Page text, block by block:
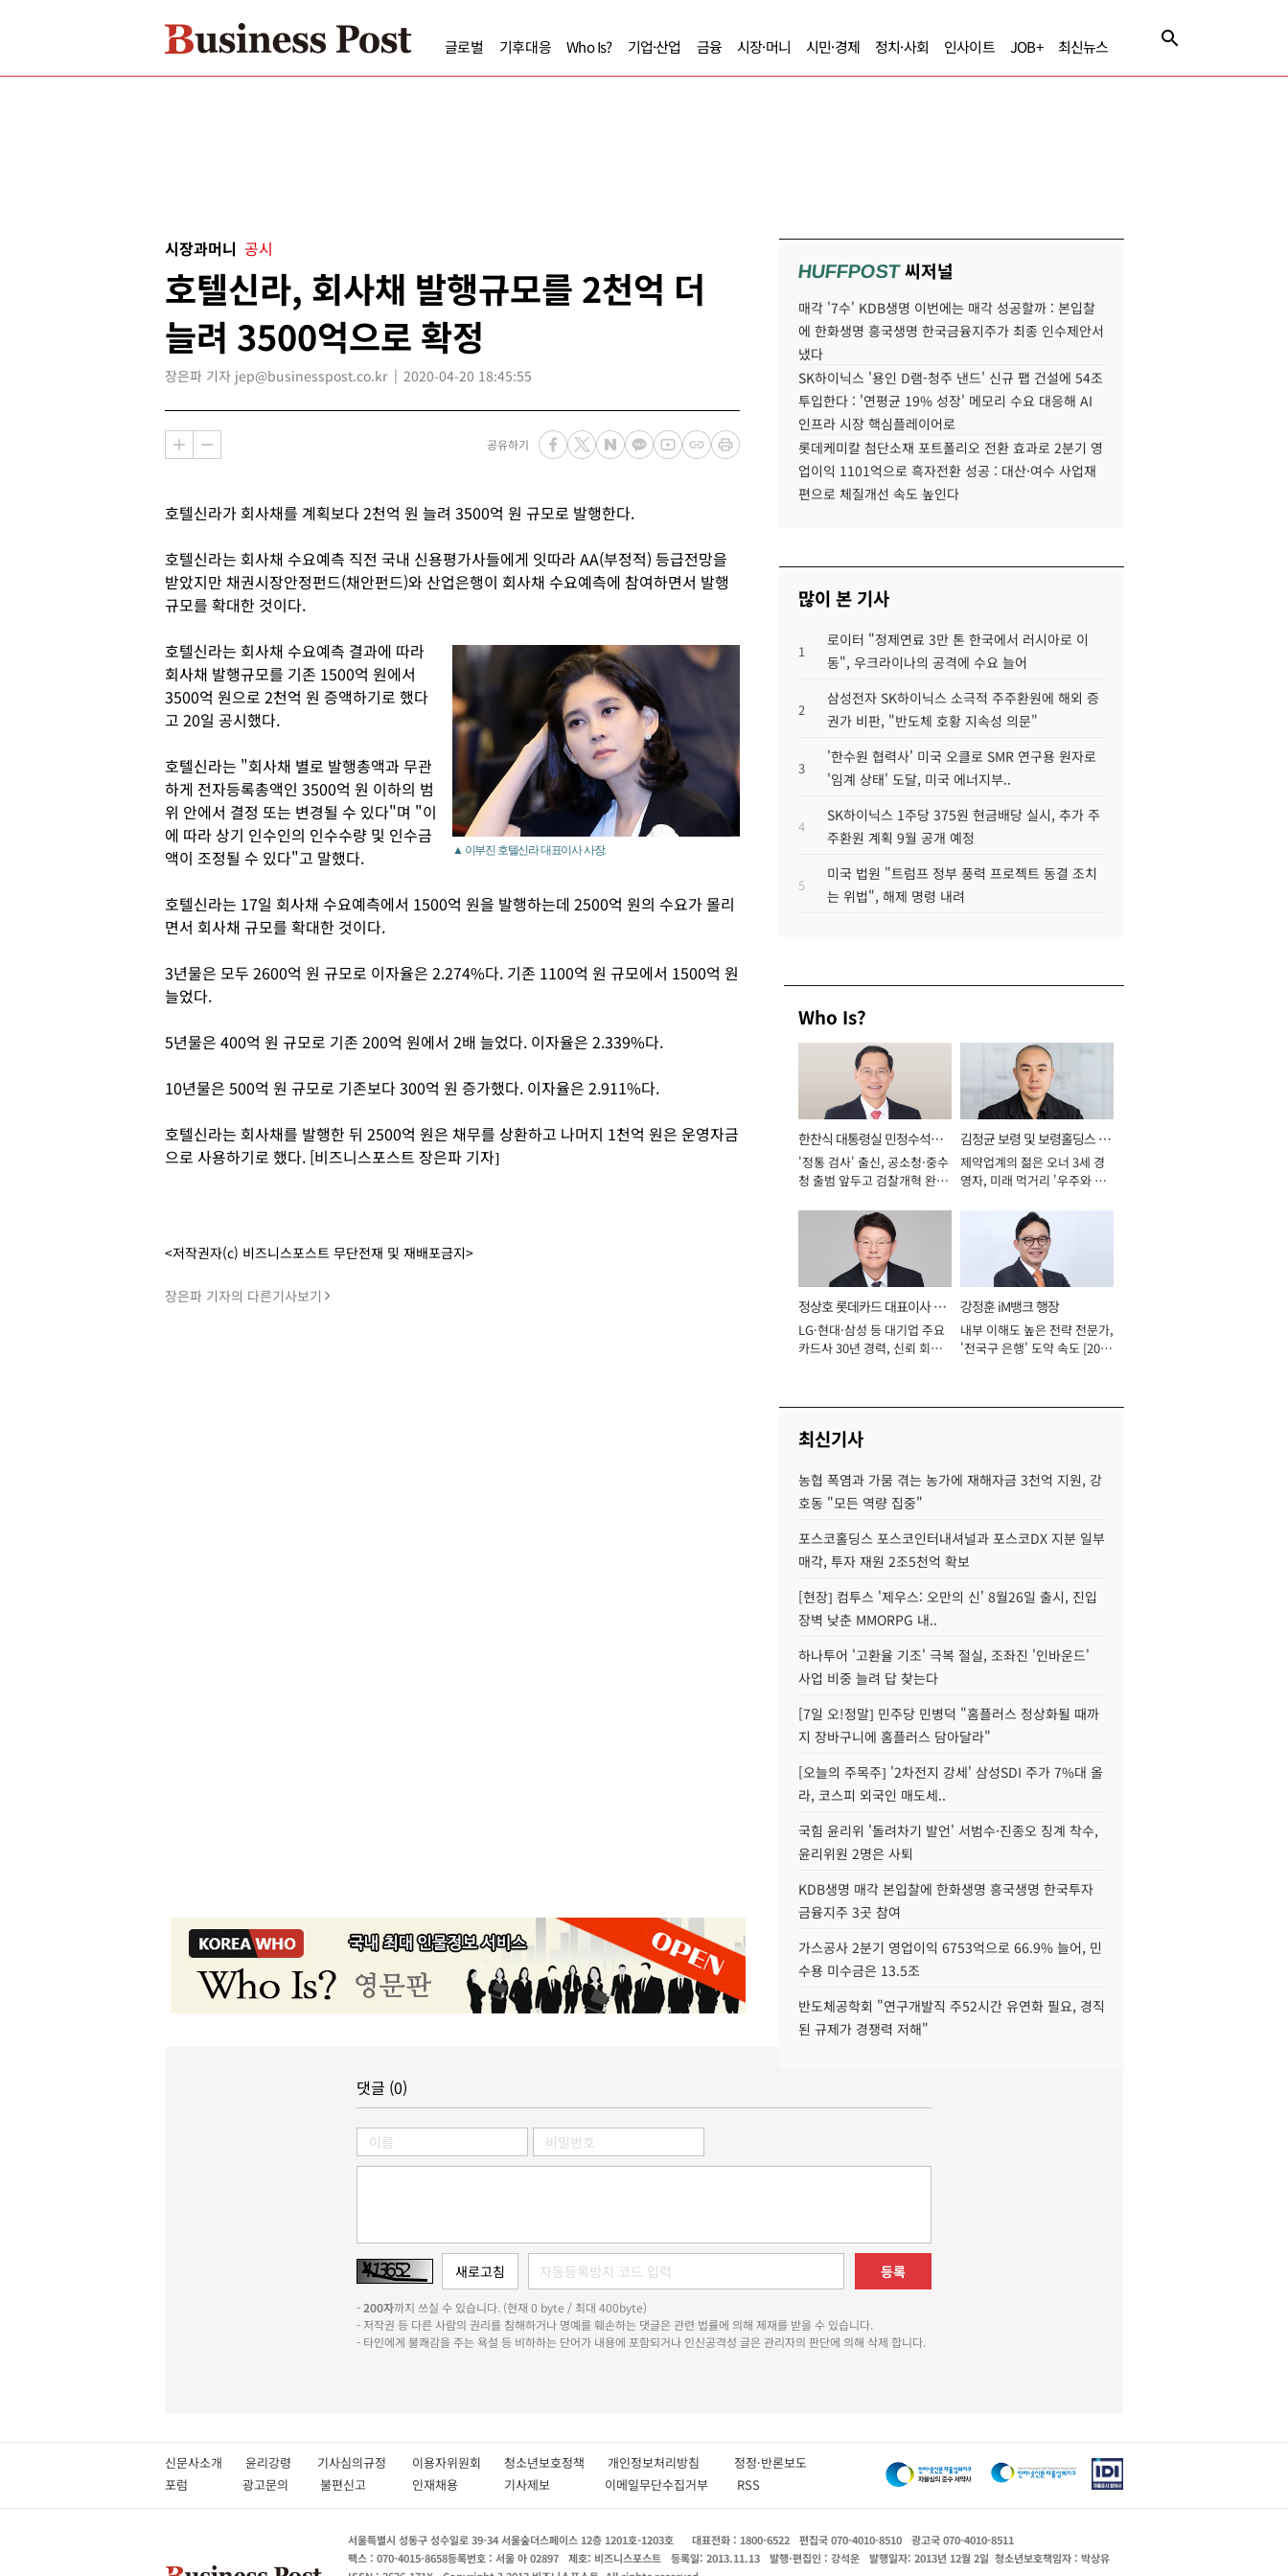
글로벌 기후대응 Who Is? 기업·산업 금융 시장·머니 시민·경제 정치·사회 인사이트 JOB+ 최신뉴스
시장과머니 공시
호텔신라, 회사채 발행규모를 2천억 더
늘려 3500억으로 확정
장은파 기자 jep@businesspost.co.kr 2020-04-20 18:45:55
공유하기
호텔신라가 회사채를 계획보다 2천억 원 늘려 3500억 원 규모로 발행한다.
호텔신라는 회사채 수요예측 직전 국내 신용평가사들에게 잇따라 AA(부정적) 등급전망을
받았지만 채권시장안정펀드(채안펀드)와 산업은행이 회사채 수요예측에 참여하면서 발행
규모를 확대한 것이다.
▲ 이부진 호텔신라 대표이사 사장.
호텔신라는 회사채 수요예측 결과에 따라
회사채 발행규모를 기존 1500억 원에서
3500억 원으로 2천억 원 증액하기로 했다
고 20일 공시했다.
호텔신라는 "회사채 별로 발행총액과 무관
하게 전자등록총액인 3500억 원 이하의 범
위 안에서 결정 또는 변경될 수 있다"며 "이
에 따라 상기 인수인의 인수수량 및 인수금
액이 조정될 수 있다"고 말했다.
호텔신라는 17일 회사채 수요예측에서 1500억 원을 발행하는데 2500억 원의 수요가 몰리
면서 회사채 규모를 확대한 것이다.
3년물은 모두 2600억 원 규모로 이자율은 2.274%다. 기존 1100억 원 규모에서 1500억 원
늘었다.
5년물은 400억 원 규모로 기존 200억 원에서 2배 늘었다. 이자율은 2.339%다.
10년물은 500억 원 규모로 기존보다 300억 원 증가했다. 이자율은 2.911%다.
호텔신라는 회사채를 발행한 뒤 2500억 원은 채무를 상환하고 나머지 1천억 원은 운영자금
으로 사용하기로 했다. [비즈니스포스트 장은파 기자]
<저작권자(c) 비즈니스포스트 무단전재 및 재배포금지>
장은파 기자의 다른기사보기
HUFFPOST씨저널
매각 '7수' KDB생명 이번에는 매각 성공할까 : 본입찰
에 한화생명 흥국생명 한국금융지주가 최종 인수제안서
냈다
SK하이닉스 '용인 D램-청주 낸드' 신규 팹 건설에 54조
투입한다 : '연평균 19% 성장' 메모리 수요 대응해 AI
인프라 시장 핵심플레이어로
롯데케미칼 첨단소재 포트폴리오 전환 효과로 2분기 영
업이익 1101억으로 흑자전환 성공 : 대산·여수 사업재
편으로 체질개선 속도 높인다
많이 본 기사
1
로이터 "정제연료 3만 톤 한국에서 러시아로 이
동", 우크라이나의 공격에 수요 늘어
2
삼성전자 SK하이닉스 소극적 주주환원에 해외 증
권가 비판, "반도체 호황 지속성 의문"
3
'한수원 협력사' 미국 오클로 SMR 연구용 원자로
'임계 상태' 도달, 미국 에너지부..
4
SK하이닉스 1주당 375원 현금배당 실시, 추가 주
주환원 계획 9월 공개 예정
5
미국 법원 "트럼프 정부 풍력 프로젝트 동결 조치
는 위법", 해제 명령 내려
Who Is?
한찬식 대통령실 민정수석비
서관
'정통 검사' 출신, 공소청·중수
청 출범 앞두고 검찰개혁 완수
김정균 보령 및 보령홀딩스 대
표이사 사장
제약업계의 젊은 오너 3세 경
영자, 미래 먹거리 '우주와 헬
정상호 롯데카드 대표이사 사
장
LG·현대·삼성 등 대기업 주요
카드사 30년 경력, 신뢰 회복
강정훈 iM뱅크 행장
내부 이해도 높은 전략 전문가,
'전국구 은행' 도약 속도 [2026
최신기사
농협 폭염과 가뭄 겪는 농가에 재해자금 3천억 지원, 강
호동 "모든 역량 집중"
포스코홀딩스 포스코인터내셔널과 포스코DX 지분 일부
매각, 투자 재원 2조5천억 확보
[현장] 컴투스 '제우스: 오만의 신' 8월26일 출시, 진입
장벽 낮춘 MMORPG 내..
하나투어 '고환율 기조' 극복 절실, 조좌진 '인바운드'
사업 비중 늘려 답 찾는다
[7일 오!정말] 민주당 민병덕 "홈플러스 정상화될 때까
지 장바구니에 홈플러스 담아달라"
[오늘의 주목주] '2차전지 강세' 삼성SDI 주가 7%대 올
라, 코스피 외국인 매도세..
국힘 윤리위 '돌려차기 발언' 서범수·진종오 징계 착수,
윤리위원 2명은 사퇴
KDB생명 매각 본입찰에 한화생명 흥국생명 한국투자
금융지주 3곳 참여
가스공사 2분기 영업이익 6753억으로 66.9% 늘어, 민
수용 미수금은 13.5조
반도체공학회 "연구개발직 주52시간 유연화 필요, 경직
된 규제가 경쟁력 저해"
댓글 (0)
등록
-200자까지 쓰실 수 있습니다. (현재 0 byte / 최대 400byte)
- 저작권 등 다른 사람의 권리를 침해하거나 명예를 훼손하는 댓글은 관련 법률에 의해 제재를 받을 수 있습니다.
- 타인에게 불쾌감을 주는 욕설 등 비하하는 단어가 내용에 포함되거나 인신공격성 글은 관리자의 판단에 의해 삭제 합니다.
신문사소개 윤리강령 기사심의규정 이용자위원회 청소년보호정책 개인정보처리방침 정정·반론보도
포럼
광고문의 불편신고 인재채용 기사제보 이메일무단수집거부 RSS
서울특별시 성동구 성수일로 39-34 서울숲더스페이스 12층 1201호-1203호 대표전화 : 1800-6522 편집국 070-4010-8510
광고국 070-4010-8511
팩스 : 070-4015-8658등록번호 : 서울 아 02897 제호: 비즈니스포스트 등록일: 2013.11.13 발행·편집인 : 강석운 발행일자: 2013년 12월 2일 청소년보호책임자 : 박상유